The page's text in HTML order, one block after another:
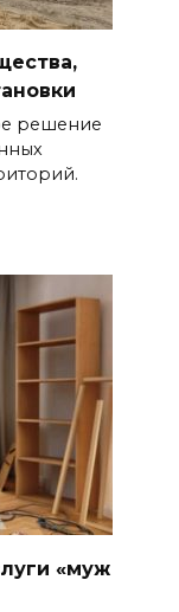
решение
«муж